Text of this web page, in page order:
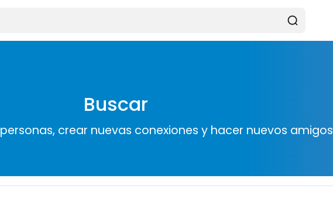
Buscar
crear nuevas conexiones y hacer nuevos amigos